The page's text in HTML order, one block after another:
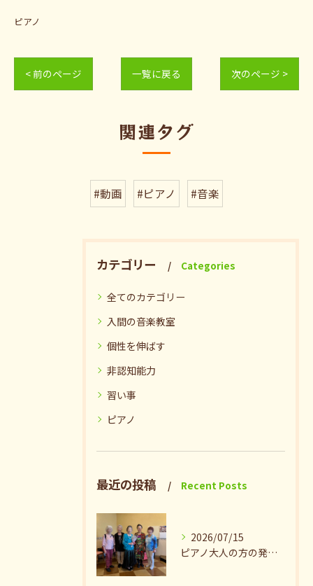
ピアノ
< 前のページ 一覧に戻る 次のページ >
関連タグ
#動画 #ピアノ #音楽
カテゴリー Categories
全てのカテゴリー
入間の音楽教室
個性を伸ばす
非認知能力
習い事
ピアノ
最近の投稿 Recent Posts
2026/07/15
ピアノ大人の方の発表会兼ねたお茶会🎵